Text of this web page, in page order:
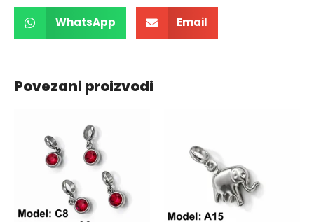
WhatsApp Email
Povezani proizvodi